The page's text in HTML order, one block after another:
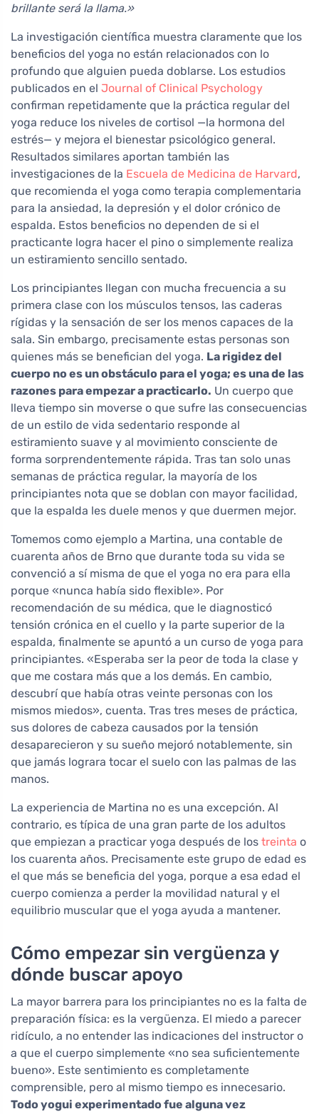
brillante será la llama.»
La investigación científica muestra claramente que los
beneficios del yoga no están relacionados con lo
profundo que alguien pueda doblarse. Los estudios
publicados en el Journal of Clinical Psychology
confirman repetidamente que la práctica regular del
yoga reduce los niveles de cortisol —la hormona del
estrés— y mejora el bienestar psicológico general.
Resultados similares aportan también las
investigaciones de la Escuela de Medicina de Harvard,
que recomienda el yoga como terapia complementaria
para la ansiedad, la depresión y el dolor crónico de
espalda. Estos beneficios no dependen de si el
practicante logra hacer el pino o simplemente realiza
un estiramiento sencillo sentado.
Los principiantes llegan con mucha frecuencia a su
primera clase con los músculos tensos, las caderas
rígidas y la sensación de ser los menos capaces de la
sala. Sin embargo, precisamente estas personas son
quienes más se benefician del yoga. La rigidez del
cuerpo no es un obstáculo para el yoga; es una de las
razones para empezar a practicarlo. Un cuerpo que
lleva tiempo sin moverse o que sufre las consecuencias
de un estilo de vida sedentario responde al
estiramiento suave y al movimiento consciente de
forma sorprendentemente rápida. Tras tan solo unas
semanas de práctica regular, la mayoría de los
principiantes nota que se doblan con mayor facilidad,
que la espalda les duele menos y que duermen mejor.
Tomemos como ejemplo a Martina, una contable de
cuarenta años de Brno que durante toda su vida se
convenció a sí misma de que el yoga no era para ella
porque «nunca había sido flexible». Por
recomendación de su médica, que le diagnosticó
tensión crónica en el cuello y la parte superior de la
espalda, finalmente se apuntó a un curso de yoga para
principiantes. «Esperaba ser la peor de toda la clase y
que me costara más que a los demás. En cambio,
descubrí que había otras veinte personas con los
mismos miedos», cuenta. Tras tres meses de práctica,
sus dolores de cabeza causados por la tensión
desaparecieron y su sueño mejoró notablemente, sin
que jamás lograra tocar el suelo con las palmas de las
manos.
La experiencia de Martina no es una excepción. Al
contrario, es típica de una gran parte de los adultos
que empiezan a practicar yoga después de los treinta o
los cuarenta años. Precisamente este grupo de edad es
el que más se beneficia del yoga, porque a esa edad el
cuerpo comienza a perder la movilidad natural y el
equilibrio muscular que el yoga ayuda a mantener.
Cómo empezar sin vergüenza y
dónde buscar apoyo
La mayor barrera para los principiantes no es la falta de
preparación física: es la vergüenza. El miedo a parecer
ridículo, a no entender las indicaciones del instructor o
a que el cuerpo simplemente «no sea suficientemente
bueno». Este sentimiento es completamente
comprensible, pero al mismo tiempo es innecesario.
Todo yogui experimentado fue alguna vez